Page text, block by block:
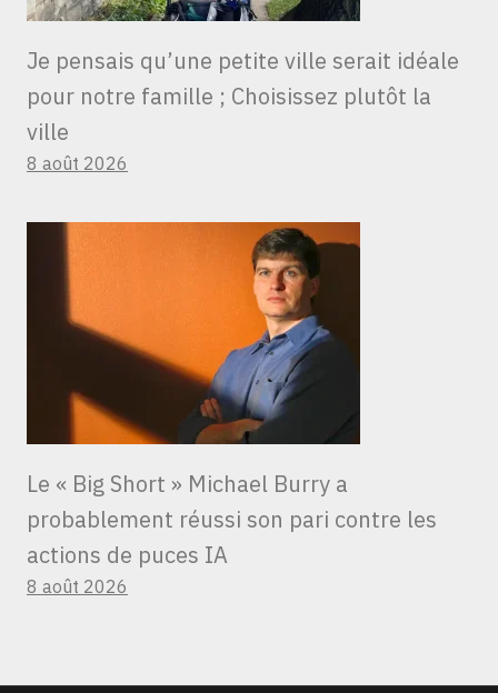
Je pensais qu’une petite ville serait idéale
pour notre famille ; Choisissez plutôt la
ville
8 août 2026
Le « Big Short » Michael Burry a
probablement réussi son pari contre les
actions de puces IA
8 août 2026